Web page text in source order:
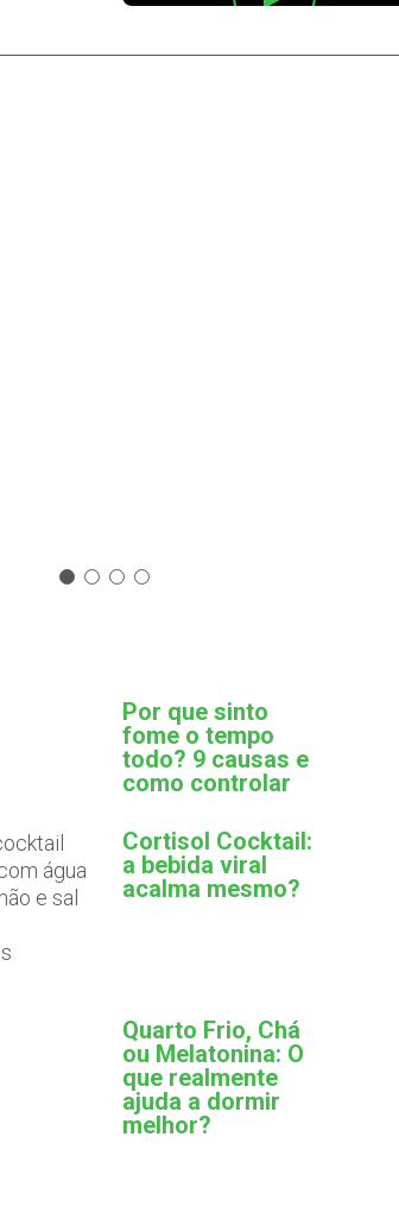
Por que sinto
fome o tempo
todo? 9 causas e
como controlar
Cortisol Cocktail:
a bebida viral
acalma mesmo?
Quarto Frio, Chá
ou Melatonina: O
que realmente
ajuda a dormir
melhor?